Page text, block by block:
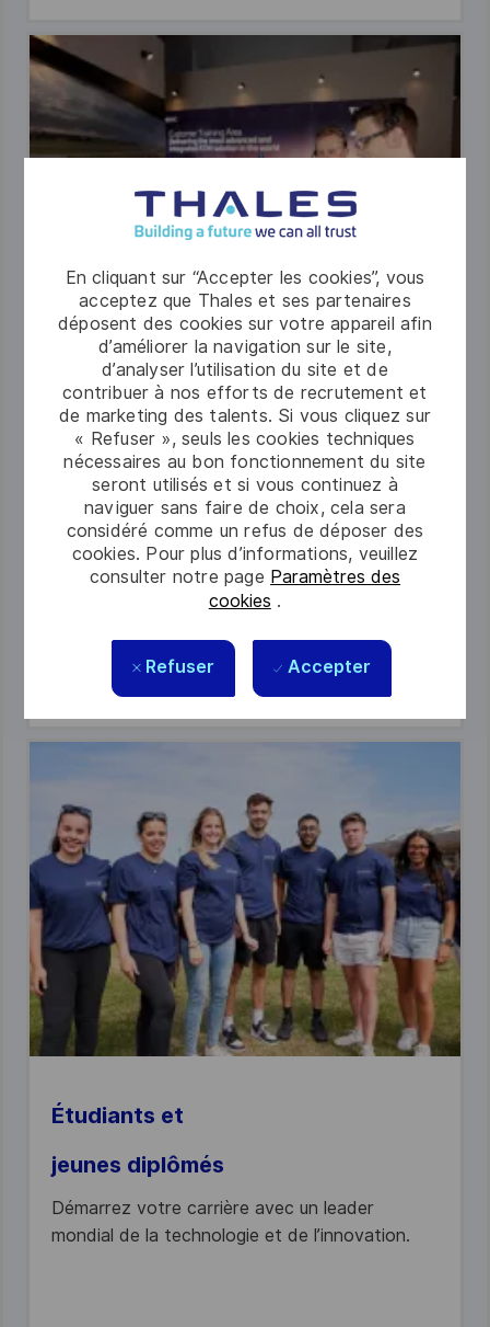
En cliquant sur “Accepter les cookies”, vous
acceptez que Thales et ses partenaires
déposent des cookies sur votre appareil afin
d’améliorer la navigation sur le site,
d’analyser l’utilisation du site et de
contribuer à nos efforts de recrutement et
de marketing des talents. Si vous cliquez sur
« Refuser », seuls les cookies techniques
nécessaires au bon fonctionnement du site
seront utilisés et si vous continuez à
naviguer sans faire de choix, cela sera
considéré comme un refus de déposer des
cookies. Pour plus d’informations, veuillez
consulter notre page Paramètres des
cookies .
Refuser Accepter
Expérience client
Rejoignez notre équipe et fournissez des
solutions et des services de haute technologie
à nos clients.
En savoir plus
Étudiants et
jeunes diplômés
Démarrez votre carrière avec un leader
mondial de la technologie et de l’innovation.